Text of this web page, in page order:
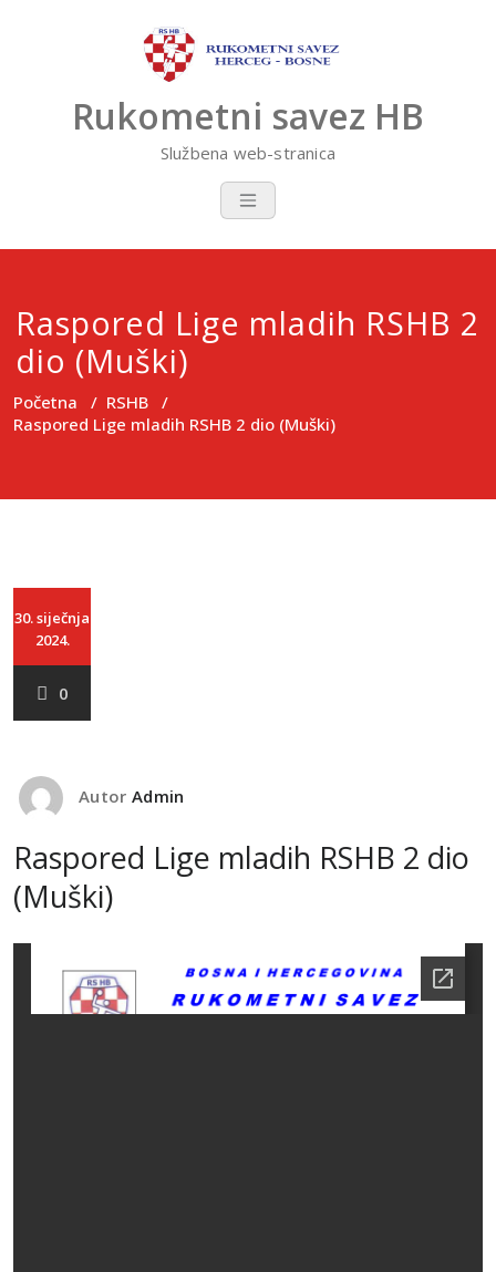
Rukometni savez HB
Službena web-stranica
Raspored Lige mladih RSHB 2
dio (Muški)
Početna / RSHB /
Raspored Lige mladih RSHB 2 dio (Muški)
30. siječnja
2024.
0
Autor Admin
Raspored Lige mladih RSHB 2 dio
(Muški)